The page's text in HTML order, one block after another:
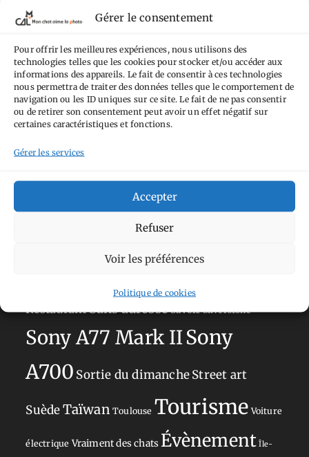
Gérer le consentement
Pour offrir les meilleures expériences, nous utilisons des
technologies telles que les cookies pour stocker et/ou accéder aux
informations des appareils. Le fait de consentir à ces technologies
nous permettra de traiter des données telles que le comportement de
navigation ou les ID uniques sur ce site. Le fait de ne pas consentir
ou de retirer son consentement peut avoir un effet négatif sur
certaines caractéristiques et fonctions.
Gérer les services
Accepter
Refuser
Voir les préférences
Politique de cookies
Tags
AilleursAimez-vous bordel Allemagne
Anti tourisme
Hébergement
La Défense Normandie
Olympus OM-D E-M5
RestaurantSans adresseSavoie Silverstone
Sony A77 Mark IISony
A700 Sortie du dimancheStreet art
SuèdeTaïwan Toulouse Tourisme Voiture
électrique Vraiment des chats Évènement Île-